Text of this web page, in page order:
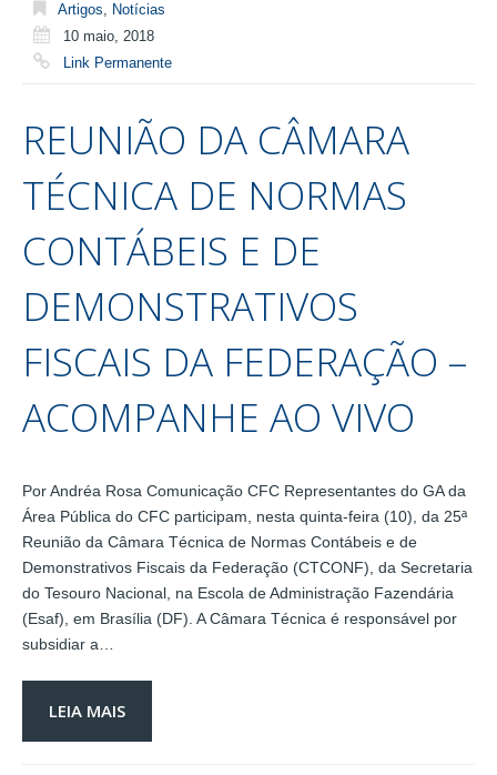
Artigos, Notícias
10 maio, 2018
Link Permanente
REUNIÃO DA CÂMARA
TÉCNICA DE NORMAS
CONTÁBEIS E DE
DEMONSTRATIVOS
FISCAIS DA FEDERAÇÃO –
ACOMPANHE AO VIVO
Por Andréa Rosa Comunicação CFC Representantes do GA da
Área Pública do CFC participam, nesta quinta-feira (10), da 25ª
Reunião da Câmara Técnica de Normas Contábeis e de
Demonstrativos Fiscais da Federação (CTCONF), da Secretaria
do Tesouro Nacional, na Escola de Administração Fazendária
(Esaf), em Brasília (DF). A Câmara Técnica é responsável por
subsidiar a…
LEIA MAIS